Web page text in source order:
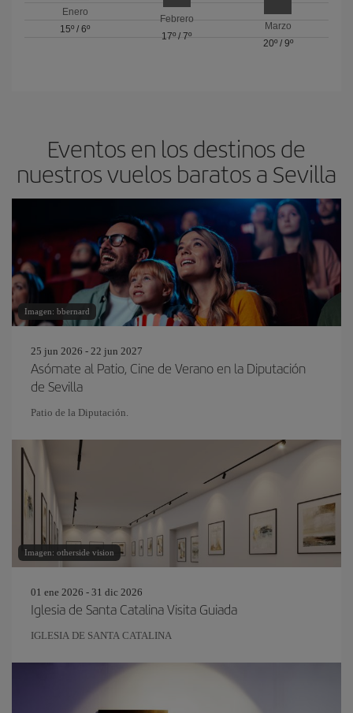
Enero
15º /6º
Febrero
17º / 7º
Marzo
20º/ 9º
Eventos en los destinos de
nuestros vuelos baratos a Sevilla
Imagen: bbernard
25 jun 2026 - 22 jun 2027
Asómate al Patio, Cine de Verano en la Diputación
de Sevilla
Patio de la Diputación.
Imagen: otherside vision
01 ene 2026 - 31 dic 2026
Iglesia de Santa Catalina Visita Guiada
IGLESIA DE SANTA CATALINA